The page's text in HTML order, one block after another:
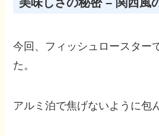
今回、フィッシュロースター
た。
アルミ泊で焦げないように包